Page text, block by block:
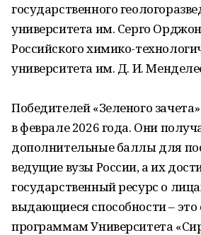
государственного
университета им. Серго
Российского химико-
университета им. Д. И.
Победителей «Зеленого
в феврале 2026 года. Они
дополнительные баллы для
ведущие вузы России, а их
государственный ресурс о
выдающиеся способности – это
программам Университета